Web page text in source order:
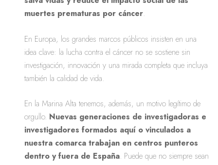
muertes prematuras por cáncer.
En Europa, los grandes marcos públicos insisten en una
idea clave: la lucha contra el cáncer no se sostiene sin
investigación, innovación y una mirada completa que incluya
también la calidad de vida.
En la Marina Alta tenemos, además, un motivo legítimo de
orgullo. Nuevas generaciones de investigadoras e
investigadores formados aquí o vinculados a
nuestra comarca trabajan en centros punteros
dentro y fuera de España. Puede que no siempre sean